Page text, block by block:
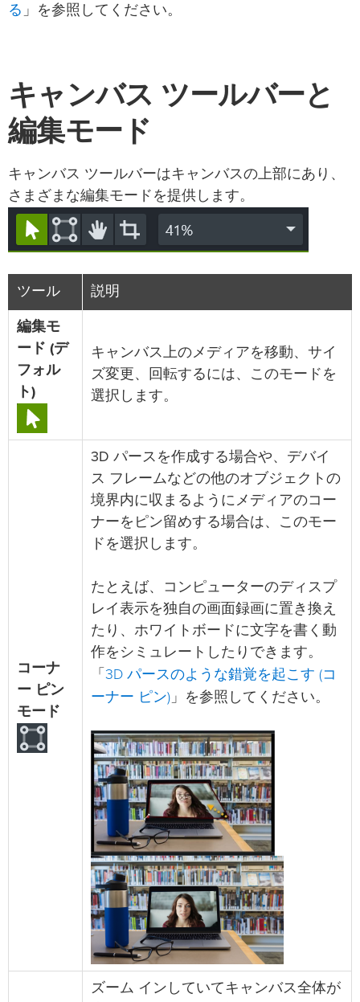
る 」を参照してください。
キャンバス ツールバーと
編集モード
キャンバス ツールバーはキャンバスの上部にあり、
さまざまな編集モードを提供します。
ツール 説明
編集モ
ード (デ
フォル
ト)
キャンバス上のメディアを移動、サイ
ズ変更、回転するには、このモードを
選択します。
コーナ
ー ピン
モード
3D パースを作成する場合や、デバイ
ス フレームなどの他のオブジェクトの
境界内に収まるようにメディアのコー
ナーをピン留めする場合は、このモー
ドを選択します。
たとえば、コンピューターのディスプ
レイ表示を独自の画面録画に置き換え
たり、ホワイトボードに文字を書く動
作をシミュレートしたりできます。
「 3D パースのような錯覚を起こす (コ
ーナー ピン) 」を参照してください。
ズーム インしていてキャンバス全体が